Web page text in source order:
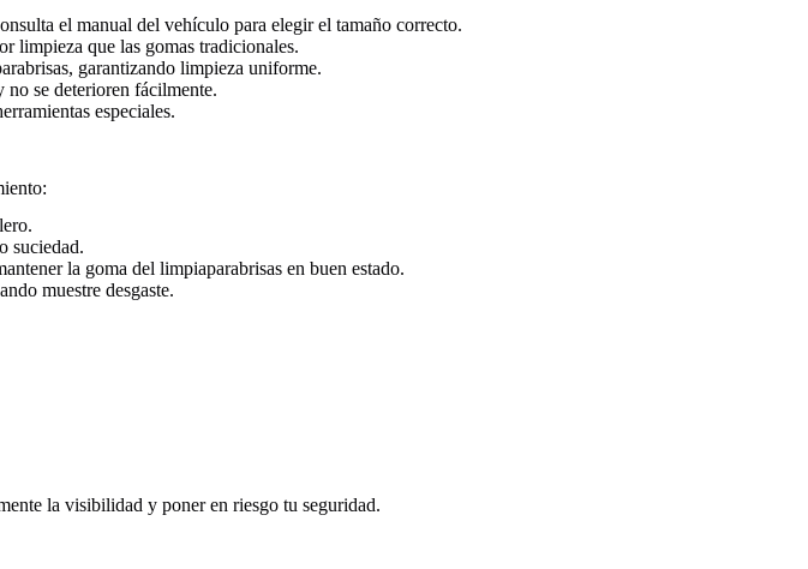
el manual del vehículo para elegir el tamaño correcto.
limpieza que las gomas tradicionales.
garantizando limpieza uniforme.
no se deterioren fácilmente.
especiales.
suciedad.
la goma del limpiaparabrisas en buen estado.
muestre desgaste.
la visibilidad y poner en riesgo tu seguridad.